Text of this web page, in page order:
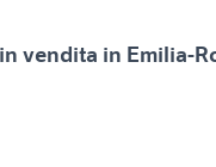
vendita in Emilia-